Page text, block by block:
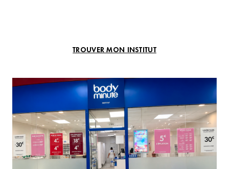
TROUVER MON INSTITUT